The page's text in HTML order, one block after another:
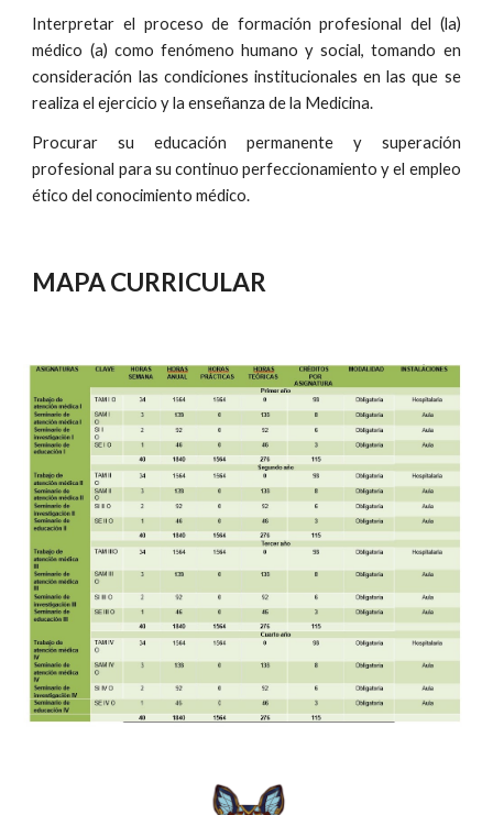
Interpretar el proceso de formación profesional del (la)
médico (a) como fenómeno humano y social, tomando en
consideración las condiciones institucionales en las que se
realiza el ejercicio y la enseñanza de la Medicina.
Procurar su educación permanente y superación
profesional para su continuo perfeccionamiento y el empleo
ético del conocimiento médico.
MAPA CURRICULAR